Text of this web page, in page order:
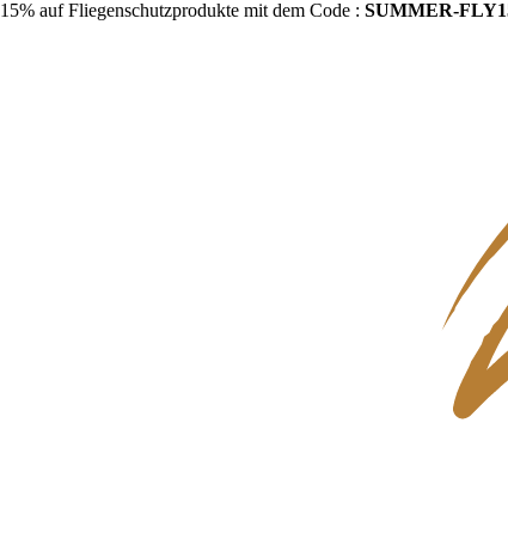
15% auf Fliegenschutzprodukte mit dem Code : SUMMER-